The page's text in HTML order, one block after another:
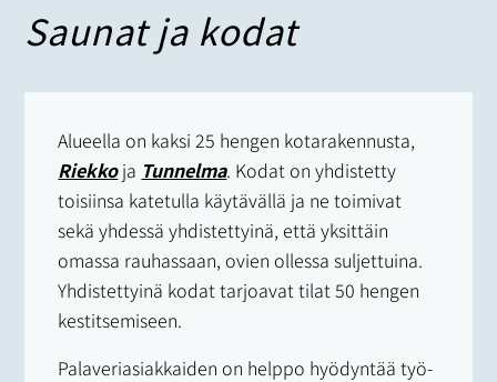
Saunat ja kodat
Alueella on kaksi 25 hengen kotarakennusta,
Riekkoja Tunnelma. Kodat on yhdistetty
toisiinsa katetulla käytävällä ja ne toimivat
sekä yhdessä yhdistettyinä, että yksittäin
omassa rauhassaan, ovien ollessa suljettuina.
Yhdistettyinä kodat tarjoavat tilat 50 hengen
kestitsemiseen.
Palaveriasiakkaiden on helppo hyödyntää työ-